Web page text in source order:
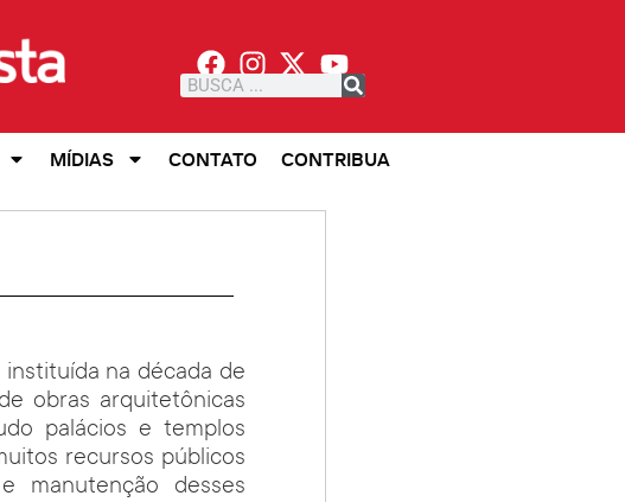
MÍDIAS CONTATO CONTRIBUA
na década de
obras arquitetônicas
palácios e templos
recursos públicos
manutenção desses